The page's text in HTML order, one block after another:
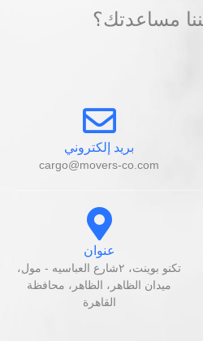
مساعدتك؟
بريد إلكتروني
cargo@movers-co.com
عنوان
تكنو بوينت، ٢شارع العباسيه - مول،
ميدان الظاهر، الظاهر، محافظة
القاهرة‬